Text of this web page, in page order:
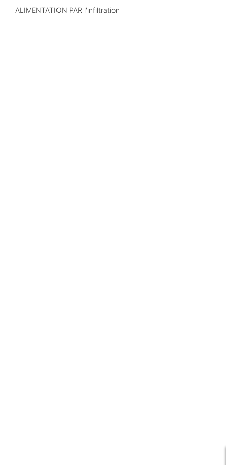
ALIMENTATION PAR l'infiltration